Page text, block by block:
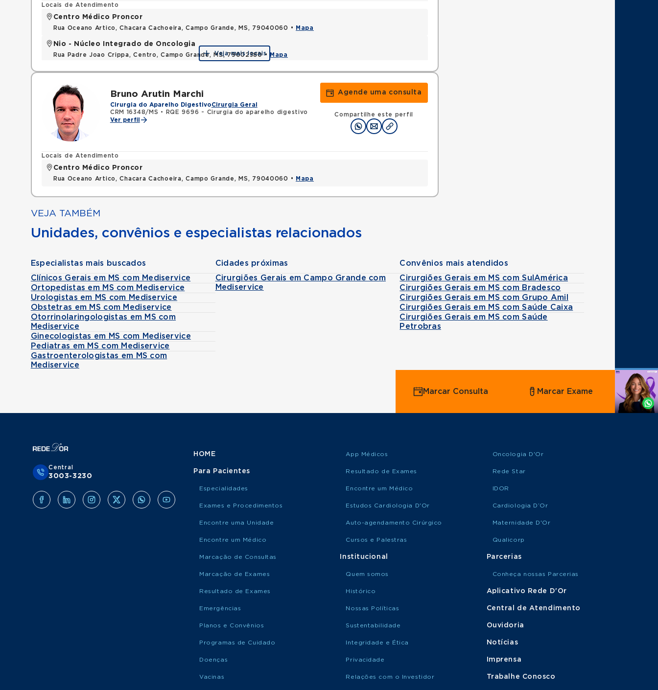
Locais de Atendimento
Centro Médico Proncor
Rua Oceano Artico, Chacara Cachoeira, Campo Grande, MS, 79040060 • Mapa
Nio - Núcleo Integrado de Oncologia
Rua Padre Joao Crippa, Centro, Campo Grande, MS, 79002380 • Mapa
Veja mais locais
Bruno Arutin Marchi
Cirurgia do Aparelho DigestivoCirurgia Geral
CRM 16348/MS •
RQE 9696 - Cirurgia do aparelho digestivo
Ver perfil
Agende uma consulta
Compartilhe este perfil
Locais de Atendimento
Centro Médico Proncor
Rua Oceano Artico, Chacara Cachoeira, Campo Grande, MS, 79040060 • Mapa
VEJA TAMBÉM
Unidades, convênios e especialistas relacionados
Especialistas mais buscados
Clínicos Gerais em MS com Mediservice
Ortopedistas em MS com Mediservice
Urologistas em MS com Mediservice
Obstetras em MS com Mediservice
Otorrinolaringologistas em MS com
Mediservice
Ginecologistas em MS com Mediservice
Pediatras em MS com Mediservice
Gastroenterologistas em MS com
Mediservice
Cidades próximas
Cirurgiões Gerais em Campo Grande com
Mediservice
Convênios mais atendidos
Cirurgiões Gerais em MS com SulAmérica
Cirurgiões Gerais em MS com Bradesco
Cirurgiões Gerais em MS com Grupo Amil
Cirurgiões Gerais em MS com Saúde Caixa
Cirurgiões Gerais em MS com Saúde
Petrobras
Agende
Whatsapp
Marcar Consulta Marcar Exame
Central
3003-3230
HOME
Para Pacientes
Especialidades
Exames e Procedimentos
Encontre uma Unidade
Encontre um Médico
Marcação de Consultas
Marcação de Exames
Resultado de Exames
Emergências
Planos e Convênios
Programas de Cuidado
Doenças
Vacinas
App Médicos
Resultado de Exames
Encontre um Médico
Estudos Cardiologia D'Or
Auto-agendamento Cirúrgico
Cursos e Palestras
Institucional
Quem somos
Histórico
Nossas Políticas
Sustentabilidade
Integridade e Ética
Privacidade
Relações com o Investidor
Oncologia D'Or
Rede Star
IDOR
Cardiologia D’Or
Maternidade D'Or
Qualicorp
Parcerias
Conheça nossas Parcerias
Aplicativo Rede D'Or
Central de Atendimento
Ouvidoria
Notícias
Imprensa
Trabalhe Conosco